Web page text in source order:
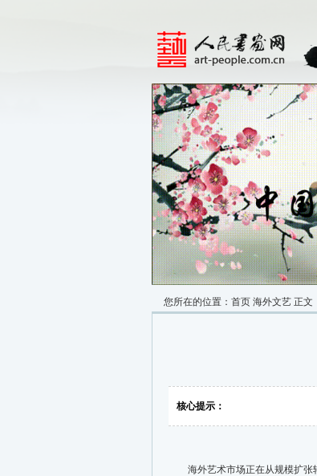
您所在的位置： 首页 海外文艺 正文
核心提示：
海外艺术市场正在从规模扩张转